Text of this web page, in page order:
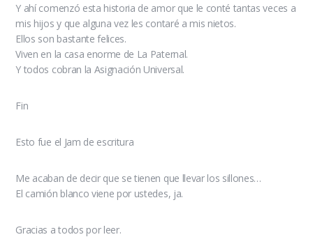
Y ahí comenzó esta historia de amor que le conté tantas veces a
mis hijos y que alguna vez les contaré a mis nietos.
Ellos son bastante felices.
Viven en la casa enorme de La Paternal.
Y todos cobran la Asignación Universal.
Fin
Esto fue el Jam de escritura
Me acaban de decir que se tienen que llevar los sillones…
El camión blanco viene por ustedes, ja.
Gracias a todos por leer.